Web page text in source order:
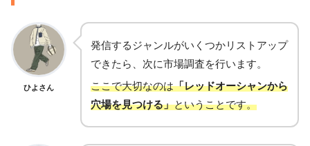
ひよさん
発信するジャンルがいくつかリストアップ
できたら、次に市場調査を行います。
ここで大切なのは「レッドオーシャンから
穴場を見つける」ということです。